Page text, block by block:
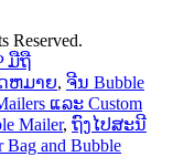
ມືຖື
ດຫມາຍ, ຈີນ Bubble
ແລະ Custom
Mailer, ຖົງ​ໄປ​ສະ​ນີ​
Bag and Bubble